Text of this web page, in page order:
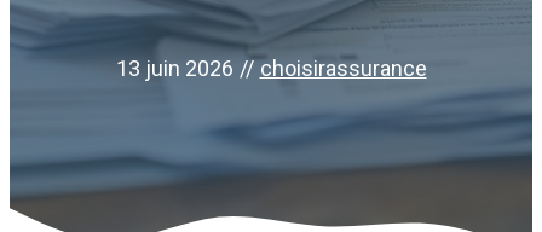
13 juin 2026 // choisirassurance